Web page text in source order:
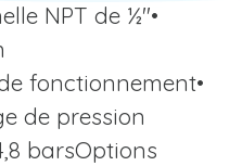
NPT de ½"•
fonctionnement•
de pression
barsOptions